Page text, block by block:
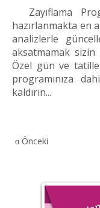
Zayıflama
hazırlanmakta en
analizlerle
aksatmamak sizin
Özel gün ve
programınıza
kaldırın...
Önceki